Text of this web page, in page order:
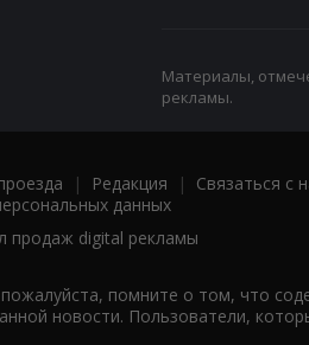
Материалы,
рекламы.
| Редакция | Связаться с
данных
продаж digital рекламы
помните о том, что
новости. Пользователи,